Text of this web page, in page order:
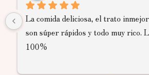
La comida deliciosa, el trato
son súper rápidos y todo muy rico.
100%